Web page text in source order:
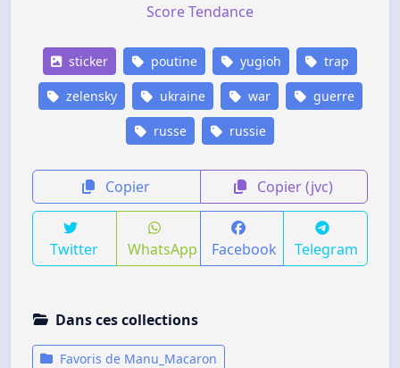
Score Tendance
sticker poutine yugioh trap
zelensky ukraine war guerre
russe russie
Copier Copier (jvc)
Twitter WhatsApp Facebook Telegram
Dans ces collections
Favoris de Manu_Macaron